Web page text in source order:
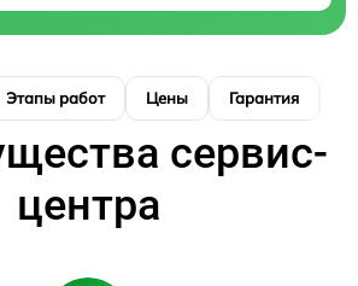
Этапы работ Цены Гарантия
сервис-
центра